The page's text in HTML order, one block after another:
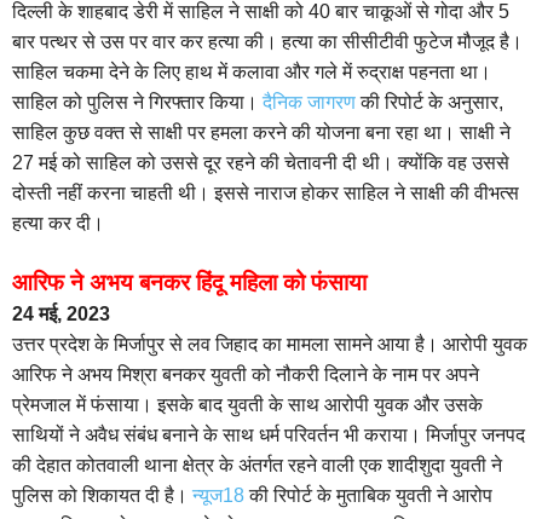
दिल्ली के शाहबाद डेरी में साहिल ने साक्षी को 40 बार चाकूओं से गोदा और 5
बार पत्थर से उस पर वार कर हत्या की। हत्या का सीसीटीवी फुटेज मौजूद है।
साहिल चकमा देने के लिए हाथ में कलावा और गले में रुद्राक्ष पहनता था।
साहिल को पुलिस ने गिरफ्तार किया। दैनिक जागरणकी रिपोर्ट के अनुसार,
साहिल कुछ वक्त से साक्षी पर हमला करने की योजना बना रहा था। साक्षी ने
27 मई को साहिल को उससे दूर रहने की चेतावनी दी थी। क्योंकि वह उससे
दोस्ती नहीं करना चाहती थी। इससे नाराज होकर साहिल ने साक्षी की वीभत्स
हत्या कर दी।
आरिफ ने अभय बनकर हिंदू महिला को फंसाया
24 मई, 2023
उत्तर प्रदेश के मिर्जापुर से लव जिहाद का मामला सामने आया है। आरोपी युवक
आरिफ ने अभय मिश्रा बनकर युवती को नौकरी दिलाने के नाम पर अपने
प्रेमजाल में फंसाया। इसके बाद युवती के साथ आरोपी युवक और उसके
साथियों ने अवैध संबंध बनाने के साथ धर्म परिवर्तन भी कराया। मिर्जापुर जनपद
की देहात कोतवाली थाना क्षेत्र के अंतर्गत रहने वाली एक शादीशुदा युवती ने
पुलिस को शिकायत दी है। न्यूज18की रिपोर्ट के मुताबिक युवती ने आरोप